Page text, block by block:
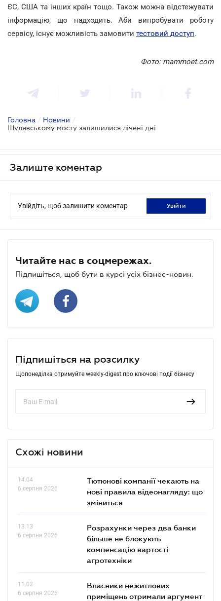
ЄС, США та інших країн тощо. Також можна відстежувати
інформацію, що надходить. Аби випробувати роботу
сервісу, існує можливість замовити тестовий доступ.
Фото: mammoet.com
Головна / Новини /
Шулявському мосту залишилися лічені дні
Залиште коментар
Увійдіть, щоб залишити коментар увійти
Читайте нас в соцмережах.
Підпишіться, щоб бути в курсі усіх бізнес-новин.
Підпишіться на розсилку
Щопонеділка отримуйте weekly-digest про ключові події бізнесу
Схожі новини
14.04
6 серпня 2026
Тютюнові компанії чекають на
нові правила відеонагляду: що
зміниться
13.13
6 серпня 2026
Розрахунки через два банки
більше не блокують
компенсацію вартості
агротехніки
11.02
6 серпня 2026
Власники нежитлових
приміщень отримали аргумент